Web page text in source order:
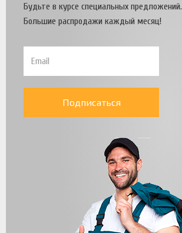
Будьте в курсе специальных предложений.
Большие распродажи каждый месяц!
Подписаться